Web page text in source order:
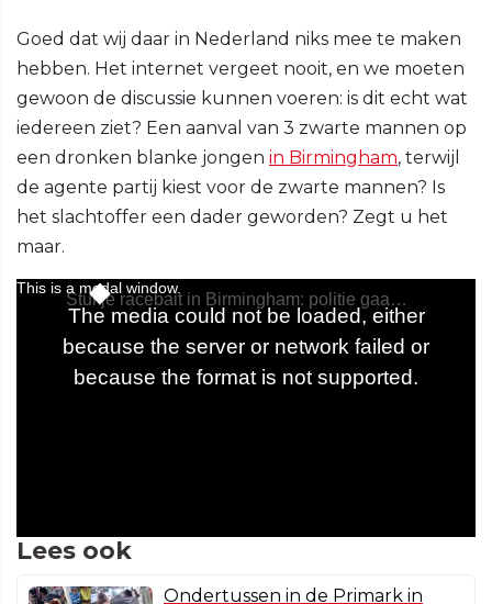
Goed dat wij daar in Nederland niks mee te maken
hebben. Het internet vergeet nooit, en we moeten
gewoon de discussie kunnen voeren: is dit echt wat
iedereen ziet? Een aanval van 3 zwarte mannen op
een dronken blanke jongen in Birmingham, terwijl
de agente partij kiest voor de zwarte mannen? Is
het slachtoffer een dader geworden? Zegt u het
maar.
Lees ook
Ondertussen in de Primark in